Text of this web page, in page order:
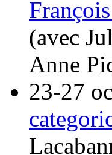
(avec
Anne
23-27